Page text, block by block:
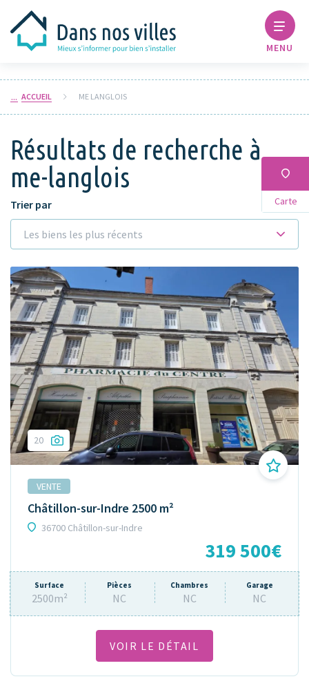
MENU
ACCUEIL ME LANGLOIS
Résultats de recherche à
me-langlois
Carte
Trier par
Les biens les plus récents
20
VENTE
Châtillon-sur-Indre 2500 m²
36700 Châtillon-sur-Indre
319 500€
Surface
2500m²
Pièces
NC
Chambres
NC
Garage
NC
VOIR LE DÉTAIL